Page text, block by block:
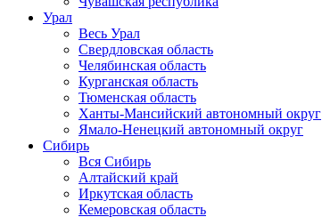
Урал
Весь Урал
Свердловская область
Челябинская область
Курганская область
Тюменская область
Ханты-Мансийский автономный округ
Ямало-Ненецкий автономный округ
Сибирь
Вся Сибирь
Алтайский край
Иркутская область
Кемеровская область